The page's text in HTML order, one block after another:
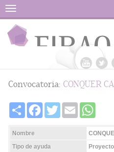
Menu
Convocatoria: CONQUER
Share FacebookTwitter Email
Nombre
Tipo de ayuda